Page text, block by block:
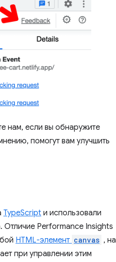
нам, если вы обнаружите
помогут вам улучшить
TypeScript и использовали
Отличие Performance Insights
HTML-элемент canvas , на
при управлении этим